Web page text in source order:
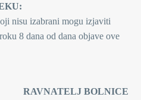
nisu izabrani mogu izjaviti
8 dana od dana objave ove
RAVNATELJ BOLNICE